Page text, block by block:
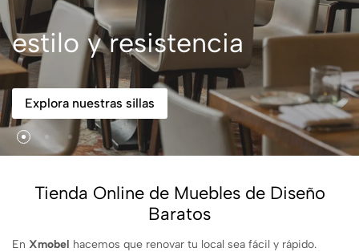
estilo y resistencia
Explora nuestras sillas
Tienda Online de Muebles de Diseño
Baratos
En Xmobel hacemos que renovar tu local sea fácil y rápido.